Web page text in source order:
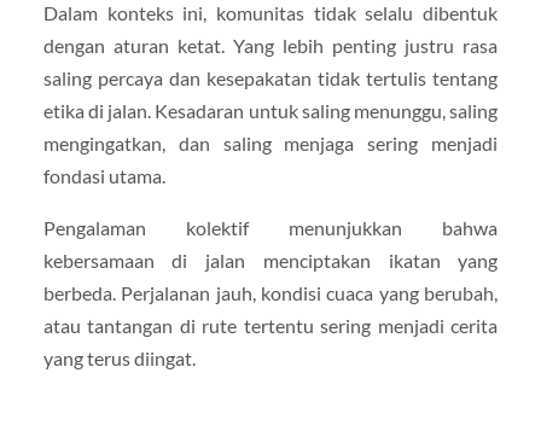
Dalam konteks ini, komunitas tidak selalu dibentuk
dengan aturan ketat. Yang lebih penting justru rasa
saling percaya dan kesepakatan tidak tertulis tentang
etika di jalan. Kesadaran untuk saling menunggu, saling
mengingatkan, dan saling menjaga sering menjadi
fondasi utama.
Pengalaman kolektif menunjukkan bahwa
kebersamaan di jalan menciptakan ikatan yang
berbeda. Perjalanan jauh, kondisi cuaca yang berubah,
atau tantangan di rute tertentu sering menjadi cerita
yang terus diingat.